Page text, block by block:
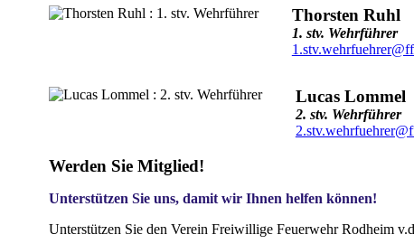
Thorsten Ruhl
1. stv. Wehrführer
Lucas Lommel
2. stv. Wehrführer
Werden Sie Mitglied!
Unterstützen Sie uns, damit wir Ihnen helfen können!
Unterstützen Sie den Verein Freiwillige Feuerwehr Rodheim